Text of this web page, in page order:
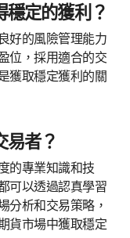
穩定的獲利？
好的風險管理能力
位，採用適合的交
獲取穩定獲利的關
易者？
的專業知識和技
可以透過認真學習
分析和交易策略，
貨市場中獲取穩定